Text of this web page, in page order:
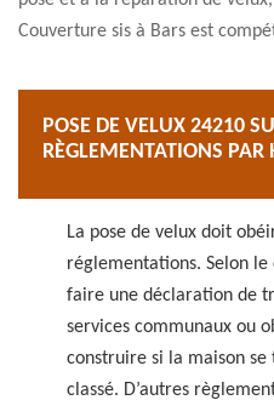
Couverture sis à Bars est
POSE DE VELUX 24210
RÈGLEMENTATIONS PAR
La pose de velux doit
réglementations. Selon
faire une déclaration de
services communaux ou
construire si la maison se
classé. D’autres